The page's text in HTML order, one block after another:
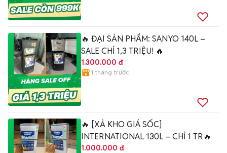
🔥 ĐẠI SẢN PHẨM: SANYO 140L –
SALE CHỈ 1,3 TRIỆU! 🔥
1.300.000 đ
1 tháng trước
🔥 [XẢ KHO GIÁ SỐC]
INTERNATIONAL 130L – CHỈ 1 TR🔥
1.000.000 đ